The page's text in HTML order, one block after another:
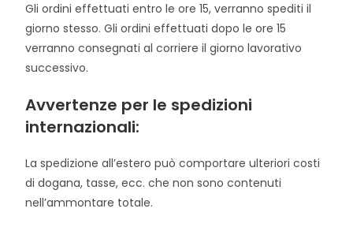
Gli ordini effettuati entro le ore 15, verranno spediti il
giorno stesso. Gli ordini effettuati dopo le ore 15
verranno consegnati al corriere il giorno lavorativo
successivo.
Avvertenze per le spedizioni
internazionali:
La spedizione all’estero può comportare ulteriori costi
di dogana, tasse, ecc. che non sono contenuti
nell’ammontare totale.